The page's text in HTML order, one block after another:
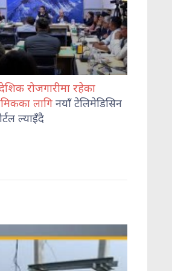
विराटनगरमा ग्यास अभाव :
साथीकोमा खाना खान बाध्य
विद्यार्थी, बजारभर उपभोक्ता